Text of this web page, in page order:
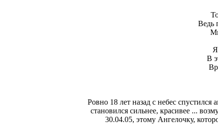
Ведь
В
Ровно 18 лет назад с небес
становился сильнее, красивее ...
30.04.05, этому Ангелочку,